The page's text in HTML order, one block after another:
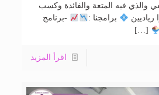
والذي فيه المتعة والفائدة وكسب
رياديين
برامجنا :
-برنامج
[…]
اقرأ المزيد